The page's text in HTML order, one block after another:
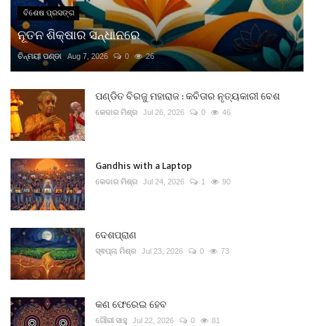
ବିଶେଷ ପ୍ରସଙ୍ଗ
ନୂତନ ଶିକ୍ଷାର ସନ୍ଧାନରେ
ଚିନ୍ମୟୀ ପଣ୍ଡା Aug 7, 2026 0 26
ପଣ୍ଡିତ ବିରଜୁ ମହାରାଜ : କବିତାର ନୃତ୍ୟକାରୀ ବେଶ
କେଦାର ମିଶ୍ର Jul 26, 2026 0 46
Gandhis with a Laptop
କେଦାର ମିଶ୍ର Jul 24, 2026 1 90
ଦେଶପ୍ରାଣ
ସ୍ଵପ୍ନା ମିଶ୍ର Jul 23, 2026 0 73
କଣ ଫେରେଇ ହେବ
ଗୌରୀ ସାହୁ Jul 22, 2026 0 81